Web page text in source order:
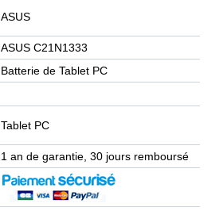
ASUS
ASUS C21N1333
Batterie de Tablet PC
Tablet PC
1 an de garantie, 30 jours remboursé